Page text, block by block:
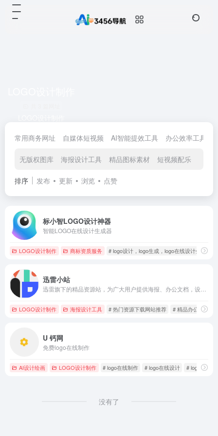
常用商务网址 自媒体短视频 AI智能提效工具 办公效率工具
无版权图库 海报设计工具 精品图标素材 短视频配乐
排序 发布 更新 浏览 点赞
标小智LOGO设计神器
智能LOGO在线设计生成器
LOGO设计制作 商标资质服务 # logo设计，logo生成，logo在线设计生成器
迅雷小站
LOGO设计制作 海报设计工具 # 热门资源下载网站推荐 # 精品办公文档下
U 钙网
免费logo在线制作
AI设计绘画 LOGO设计制作 # logo在线制作 # logo在线设计 # logo设计
没有了